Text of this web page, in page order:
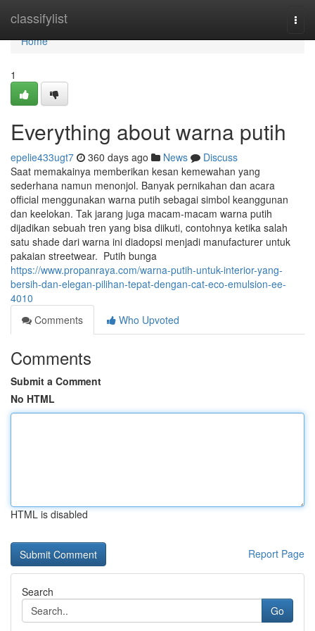
classifylist
Home
Home
1
Everything about warna putih
epelie433ugt7 360 days ago News
Discuss
Saat memakainya memberikan kesan kemewahan yang
sederhana namun menonjol. Banyak pernikahan dan acara
official menggunakan warna putih sebagai simbol keanggunan
dan keelokan. Tak jarang juga macam-macam warna putih
dijadikan sebuah tren yang bisa diikuti, contohnya ketika salah
satu shade dari warna ini diadopsi menjadi manufacturer untuk
pakaian streetwear. Putih bunga
https://www.propanraya.com/warna-putih-untuk-interior-yang-
bersih-dan-elegan-pilihan-tepat-dengan-cat-eco-emulsion-ee-
4010
Comments
Who Upvoted
Comments
Submit a Comment
No HTML
HTML is disabled
Report Page
Search
Go